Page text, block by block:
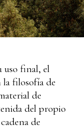
uso final, el
filosofía de
de
del propio
de